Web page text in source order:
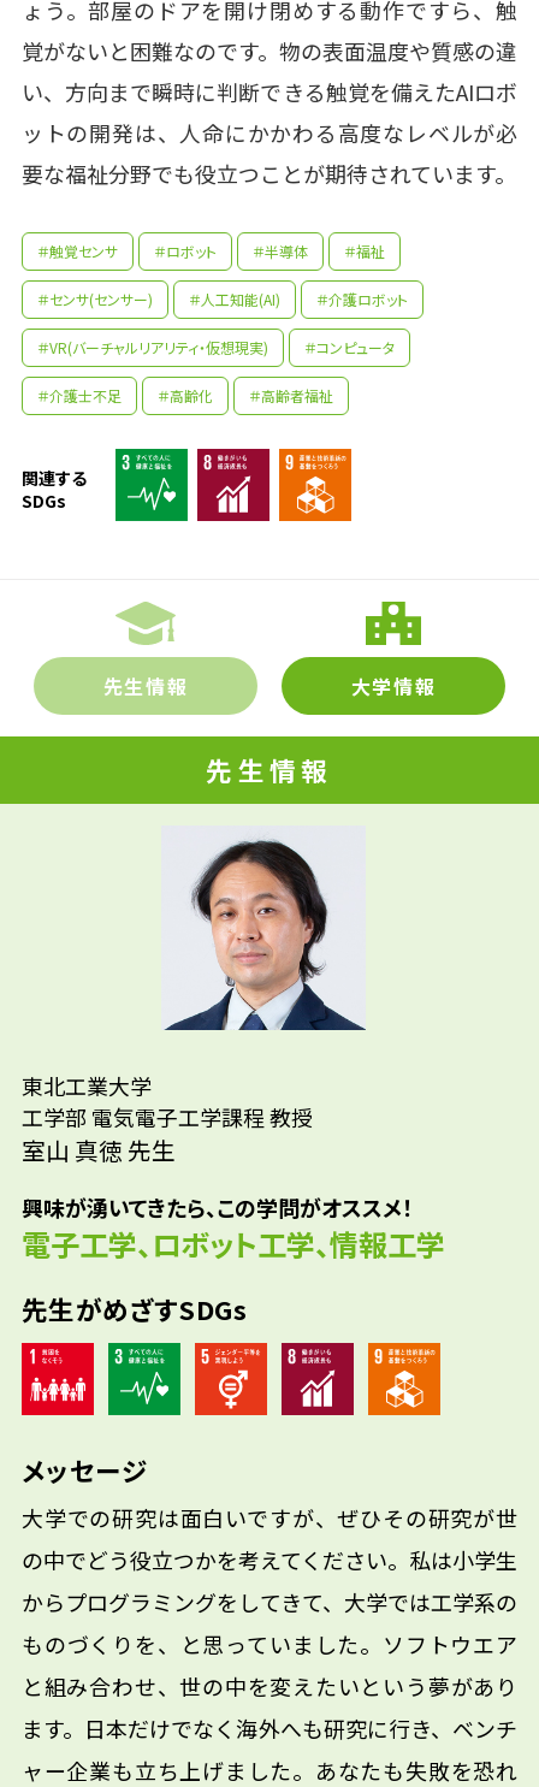
ょう。部屋のドアを開け閉めする動作ですら、触
覚がないと困難なのです。物の表面温度や質感の違
い、方向まで瞬時に判断できる触覚を備えたAIロボ
ットの開発は、人命にかかわる高度なレベルが必
要な福祉分野でも役立つことが期待されています。
＃触覚センサ ＃ロボット ＃半導体 ＃福祉
＃センサ(センサー) ＃人工知能(AI) ＃介護ロボット
＃VR(バーチャルリアリティ・仮想現実) ＃コンピュータ
＃介護士不足 ＃高齢化 ＃高齢者福祉
関連する
SDGs
先生情報 大学情報
先生情報
東北工業大学
工学部 電気電子工学課程 教授
室山 真徳 先生
興味が湧いてきたら、この学問がオススメ！
電子工学、ロボット工学、情報工学
先生がめざすSDGs
メッセージ
大学での研究は面白いですが、ぜひその研究が世
の中でどう役立つかを考えてください。私は小学生
からプログラミングをしてきて、大学では工学系の
ものづくりを、と思っていました。ソフトウエア
と組み合わせ、世の中を変えたいという夢があり
ます。日本だけでなく海外へも研究に行き、ベンチ
ャー企業も立ち上げました。あなたも失敗を恐れ
先生の学問へのきっかけは？
先輩たちはどんな仕事に携わって
いるの？